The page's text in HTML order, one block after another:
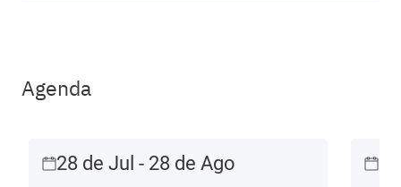
Agenda
28 de Jul - 28 de Ago